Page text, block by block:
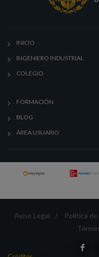
INICIO
INGENIERO INDUSTRIAL
COLEGIO
FORMACIÓN
BLOG
ÁREA USUARIO
Aviso Legal / Política